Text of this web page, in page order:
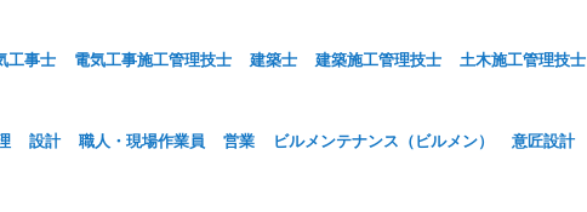
工事士 電気工事施工管理技士 建築士 建築施工管理技士 土木施工管理技士
設計 職人・現場作業員 営業 ビルメンテナンス（ビルメン） 意匠設計